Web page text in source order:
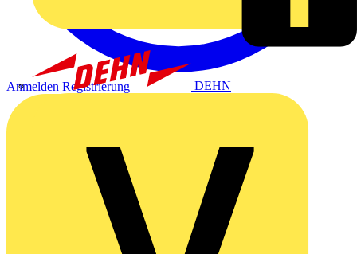
DEHN
Anmelden Registrierung